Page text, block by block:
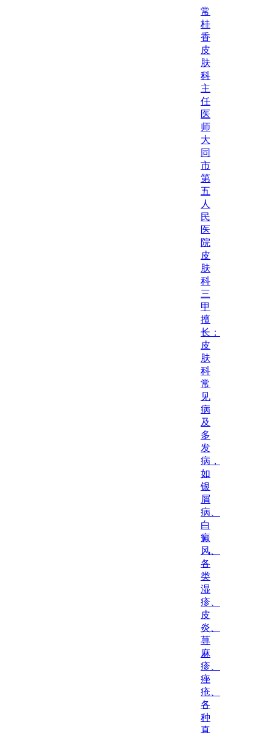
常
桂
香
皮
肤
科
主
任
医
师
大
同
市
第
五
人
民
医
院
皮
肤
科
三
甲
擅
长：
皮
肤
科
常
见
病
及
多
发
病，
如
银
屑
病、
白
癜
风、
各
类
湿
疹、
皮
炎、
荨
麻
疹、
痤
疮、
各
种
真